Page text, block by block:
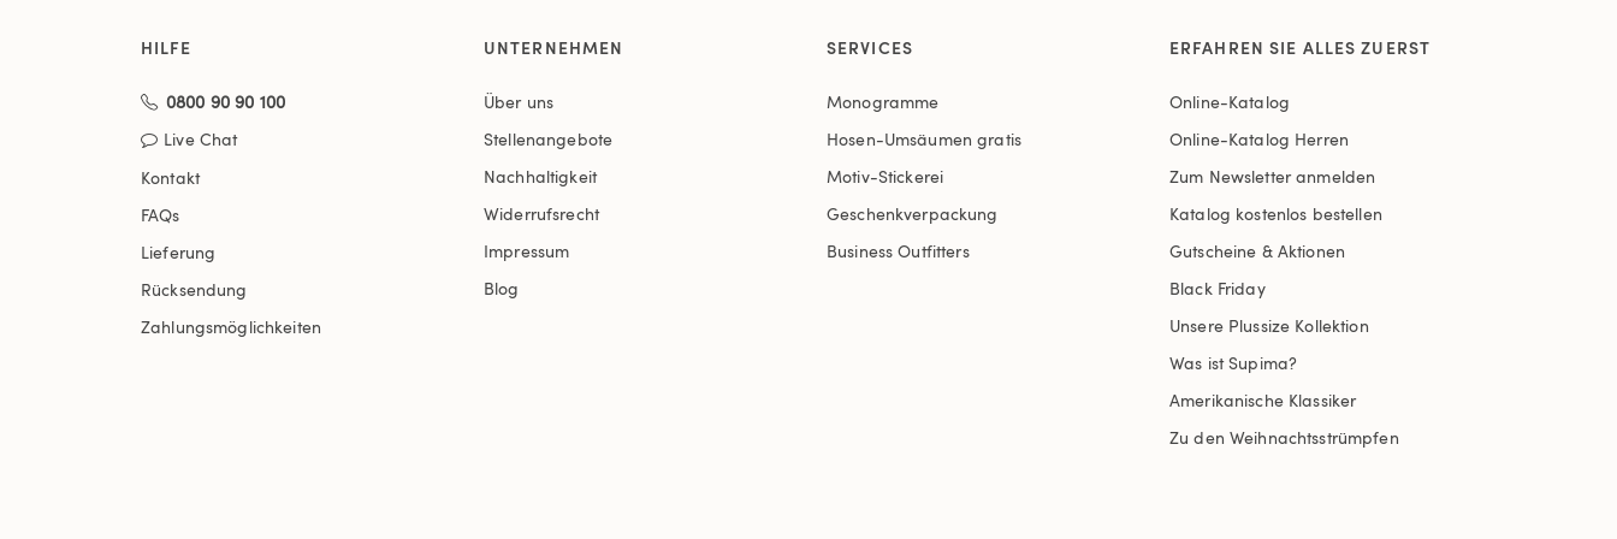
HILFE
0800 90 90 100
Live Chat
Kontakt
FAQs
Lieferung
Rücksendung
Zahlungsmöglichkeiten
UNTERNEHMEN
Über uns
Stellenangebote
Nachhaltigkeit
Widerrufsrecht
Impressum
Blog
SERVICES
Monogramme
Hosen-Umsäumen gratis
Motiv-Stickerei
Geschenkverpackung
Business Outfitters
ERFAHREN SIE ALLES ZUERST
Online-Katalog
Online-Katalog Herren
Zum Newsletter anmelden
Katalog kostenlos bestellen
Gutscheine & Aktionen
Black Friday
Unsere Plussize Kollektion
Was ist Supima?
Amerikanische Klassiker
Zu den Weihnachtsstrümpfen